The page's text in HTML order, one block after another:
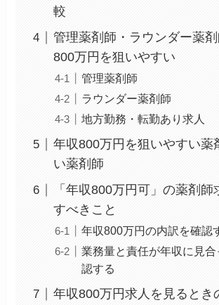
較
管理薬剤師・ラウンダー薬
800万円を狙いやすい
管理薬剤師
ラウンダー薬剤師
地方勤務・転勤あり求人
年収800万円を狙いやすい薬
い薬剤師
「年収800万円可」の薬剤
すべきこと
年収800万円の内訳を確認
業務量と責任が年収に見
認する
年収800万円求人を見るとき